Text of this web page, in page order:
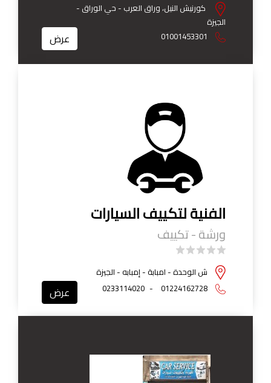
كورنيش النيل، وراق العرب - حي الوراق -
الجيزة
01001453301
عرض
الفنية لتكييف السيارات
ورشة - تكييف
ش الوحدة - امبابة - إمبابه - الجيزة
01224162728
-
0233114020 عرض